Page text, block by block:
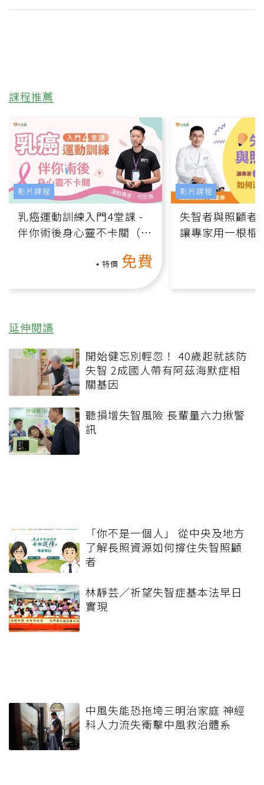
課程推薦
乳癌運動訓練入門4堂課 -
伴你術後身心靈不卡關（線
特價 免費
影片課程
失智者與照顧者
讓專家用一根棍
影片課程
延伸閱讀
開始健忘別輕忽！ 40歲起就該防
失智 2成國人帶有阿茲海默症相
關基因
聽損增失智風險 長輩量六力揪警
訊
「你不是一個人」 從中央及地方
了解長照資源如何撐住失智照顧
者
林靜芸／祈望失智症基本法早日
實現
中風失能恐拖垮三明治家庭 神經
科人力流失衝擊中風救治體系